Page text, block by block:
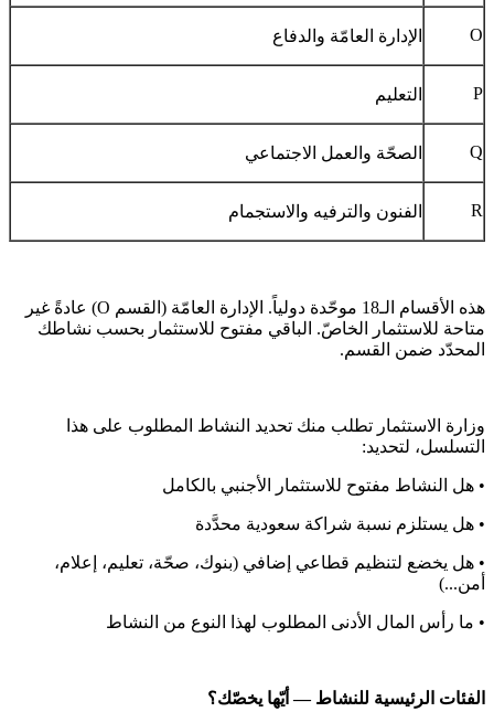
O الإدارة العامّة والدفاع
P التعليم
Q الصحّة والعمل الاجتماعي
R الفنون والترفيه والاستجمام
هذه الأقسام الـ18 موحّدة دولياً. الإدارة العامّة (القسم O) عادةً غير
متاحة للاستثمار الخاصّ. الباقي مفتوح للاستثمار بحسب نشاطك
المحدّد ضمن القسم.
وزارة الاستثمار تطلب منك تحديد النشاط المطلوب على هذا
التسلسل، لتحديد:
• هل النشاط مفتوح للاستثمار الأجنبي بالكامل
• هل يستلزم نسبة شراكة سعودية محدَّدة
• هل يخضع لتنظيم قطاعي إضافي (بنوك، صحّة، تعليم، إعلام،
أمن...)
• ما رأس المال الأدنى المطلوب لهذا النوع من النشاط
الفئات الرئيسية للنشاط — أيّها يخصّك؟